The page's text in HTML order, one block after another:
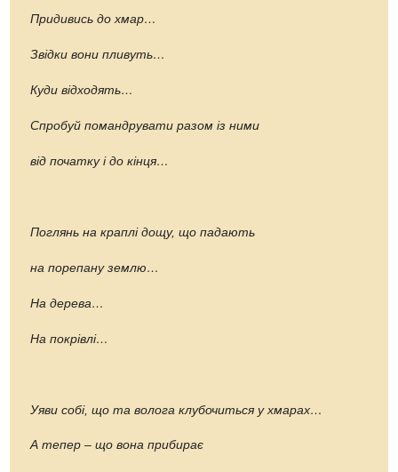
Придивись до хмар…
Звідки вони пливуть…
Куди відходять…
Спробуй помандрувати разом із ними
від початку і до кінця…
Поглянь на краплі дощу, що падають
на порепану землю…
На дерева…
На покрівлі…
Уяви собі, що та волога клубочиться у хмарах…
А тепер – що вона прибирає